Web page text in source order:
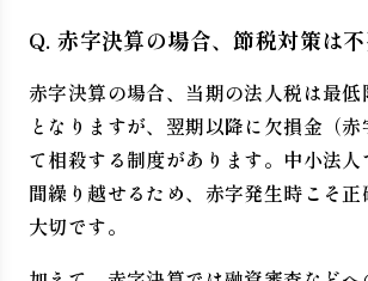
Q. 赤字決算の場合、節税対策は
赤字決算の場合、当期の法人税は最
となりますが、翌期以降に欠損金（
て相殺する制度があります。中小法
間繰り越せるため、赤字発生時こそ
大切です。